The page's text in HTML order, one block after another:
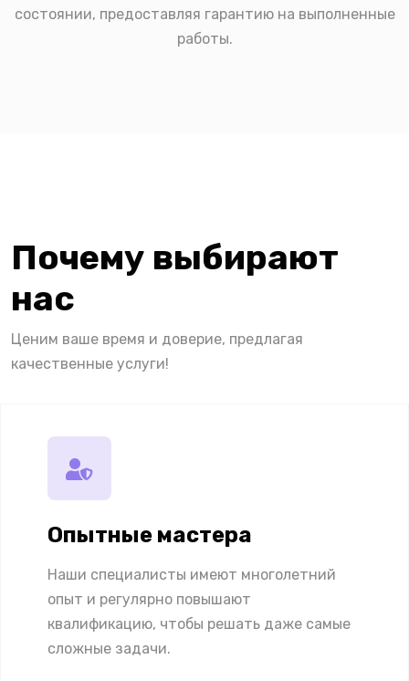
состоянии, предоставляя гарантию на выполненные
работы.
Почему выбирают
нас
Ценим ваше время и доверие, предлагая
качественные услуги!
Опытные мастера
Наши специалисты имеют многолетний
опыт и регулярно повышают
квалификацию, чтобы решать даже самые
сложные задачи.